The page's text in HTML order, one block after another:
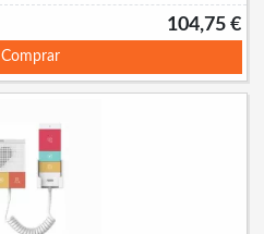
104,75 €
Comprar